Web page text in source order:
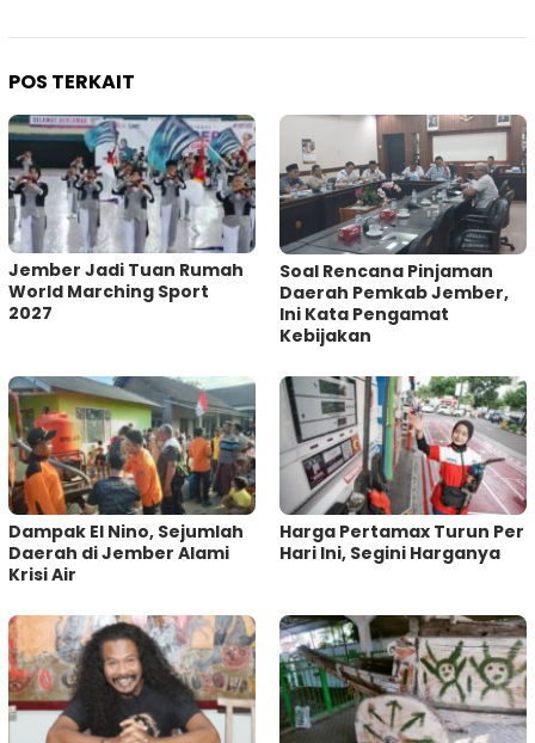
POS TERKAIT
Jember Jadi Tuan Rumah
World Marching Sport
2027
‎Soal Rencana Pinjaman
Daerah Pemkab Jember,
Ini Kata Pengamat
Kebijakan ‎
Dampak El Nino, Sejumlah
Daerah di Jember Alami
Krisi Air
Harga Pertamax Turun Per
Hari Ini, Segini Harganya